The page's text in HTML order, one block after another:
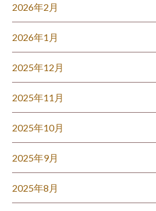
2026年2月
2026年1月
2025年12月
2025年11月
2025年10月
2025年9月
2025年8月